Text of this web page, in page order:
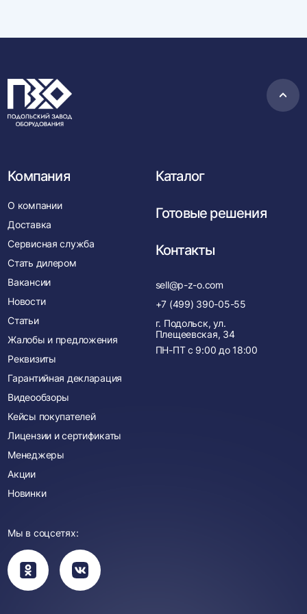
в
Компания
О компании
Доставка
Сервисная служба
Стать дилером
Вакансии
Новости
Статьи
Жалобы и предложения
Реквизиты
Гарантийная декларация
Видеообзоры
Кейсы покупателей
Лицензии и сертификаты
Менеджеры
Акции
Новинки
Каталог
Готовые решения
Контакты
sell@p-z-o.com
+7 (499) 390-05-55
г. Подольск, ул.
Плещеевская, 34
ПН-ПТ с 9:00 до 18:00
Мы в соцсетях:
Вы
перейдете
в
группу
Вы
перейдете
в
группу